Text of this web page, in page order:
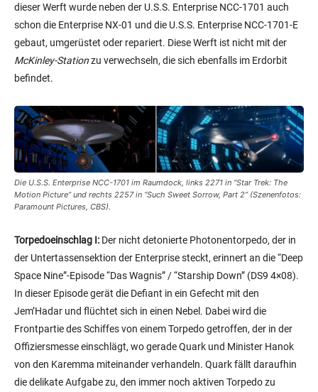
dieser Werft wurde neben der U.S.S. Enterprise NCC-1701 auch
schon die Enterprise NX-01 und die U.S.S. Enterprise NCC-1701-E
gebaut, umgerüstet oder repariert. Diese Werft ist nicht mit der
McKinley-Stationzu verwechseln, die sich ebenfalls im Erdorbit
befindet.
Die U.S.S. Enterprise NCC-1701 im Raumdock, links 2271 in “Star Trek: The
Motion Picture” und rechts 2257 in “Such Sweet Sorrow, Part 2” (Szenenfotos:
Paramount Pictures, CBS).
Torpedoeinschlag I: Der nicht detonierte Photonentorpedo, der in
der Untertassensektion der Enterprise steckt, erinnert an die “Deep
Space Nine”-Episode “Das Wagnis” / “Starship Down” (DS9 4×08).
In dieser Episode gerät die Defiant in ein Gefecht mit den
Jem’Hadar und flüchtet sich in einen Nebel. Dabei wird die
Frontpartie des Schiffes von einem Torpedo getroffen, der in der
Offiziersmesse einschlägt, wo gerade Quark und Minister Hanok
von den Karemma miteinander verhandeln. Quark fällt daraufhin
die delikate Aufgabe zu, den immer noch aktiven Torpedo zu